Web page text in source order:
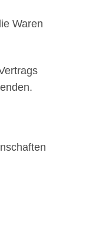
Waren